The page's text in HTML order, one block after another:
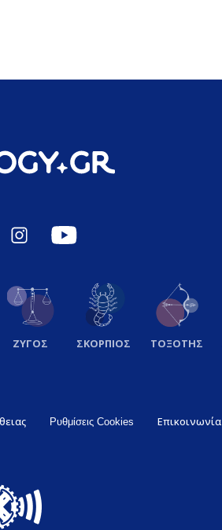
ΖΥΓΟΣ ΣΚΟΡΠΙΟΣ ΤΟΞΟΤΗΣ
Ρυθμίσεις Cookies Επικοινωνία